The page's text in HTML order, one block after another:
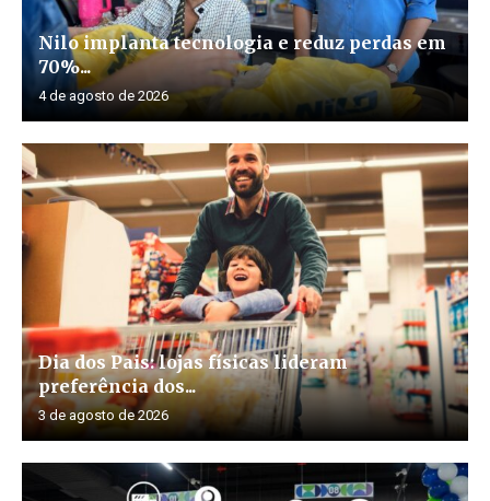
Nilo implanta tecnologia e reduz perdas em
70%...
4 de agosto de 2026
Dia dos Pais: lojas físicas lideram
preferência dos...
3 de agosto de 2026